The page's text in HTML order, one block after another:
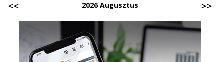
2026 Augusztus